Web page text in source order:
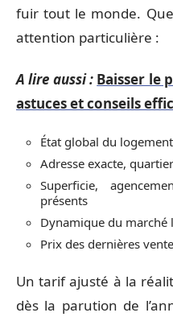
fuir tout le monde.
attention particulière :
A lire aussi : Baisser le
astuces et conseils
État global du
Adresse exacte,
Superficie,
présents
Dynamique du marché
Prix des dernières
Un tarif ajusté à la
dès la parution de